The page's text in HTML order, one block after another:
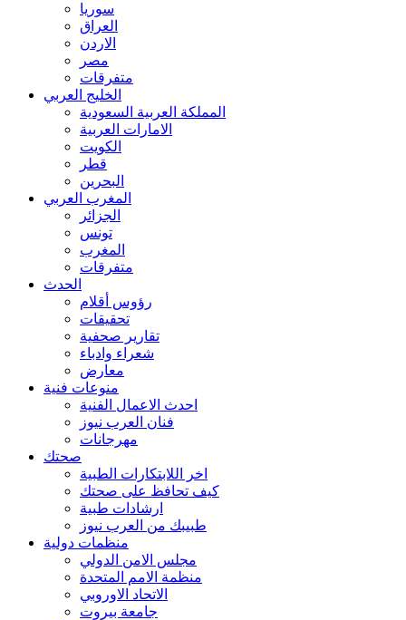
سوريا
العراق
الاردن
مصر
متفرقات
الخليج العربي
المملكة العربية السعودية
الامارات العربية
الكويت
قطر
البحرين
المغرب العربي
الجزائر
تونس
المغرب
متفرقات
الحدث
رؤوس أقلام
تحقيقات
تقارير صحفية
شعراء وادباء
معارض
منوعات فنية
احدث الاعمال الفنية
فنان العرب نيوز
مهرجانات
صحتك
اخر اللابتكارات الطبية
كيف تحافظ على صحتك
ارشادات طبية
طبيبك من العرب نيوز
منظمات دولية
مجلس الامن الدولي
منظمة الامم المتحدة
الاتحاد الاوروبي
جامعة بيروت